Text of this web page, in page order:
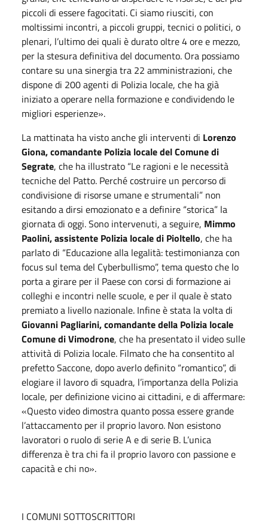
piccoli di essere fagocitati. Ci siamo riusciti, con
moltissimi incontri, a piccoli gruppi, tecnici o politici, o
plenari, l’ultimo dei quali è durato oltre 4 ore e mezzo,
per la stesura definitiva del documento. Ora possiamo
contare su una sinergia tra 22 amministrazioni, che
dispone di 200 agenti di Polizia locale, che ha già
iniziato a operare nella formazione e condividendo le
migliori esperienze».
La mattinata ha visto anche gli interventi di Lorenzo
Giona, comandante Polizia locale del Comune di
Segrate, che ha illustrato “Le ragioni e le necessità
tecniche del Patto. Perché costruire un percorso di
condivisione di risorse umane e strumentali” non
esitando a dirsi emozionato e a definire “storica” la
giornata di oggi. Sono intervenuti, a seguire, Mimmo
Paolini, assistente Polizia locale di Pioltello, che ha
parlato di “Educazione alla legalità: testimonianza con
focus sul tema del Cyberbullismo”, tema questo che lo
porta a girare per il Paese con corsi di formazione ai
colleghi e incontri nelle scuole, e per il quale è stato
premiato a livello nazionale. Infine è stata la volta di
Giovanni Pagliarini, comandante della Polizia locale
Comune di Vimodrone, che ha presentato il video sulle
attività di Polizia locale. Filmato che ha consentito al
prefetto Saccone, dopo averlo definito “romantico”, di
elogiare il lavoro di squadra, l’importanza della Polizia
locale, per definizione vicino ai cittadini, e di affermare:
«Questo video dimostra quanto possa essere grande
l’attaccamento per il proprio lavoro. Non esistono
lavoratori o ruolo di serie A e di serie B. L’unica
differenza è tra chi fa il proprio lavoro con passione e
capacità e chi no».
I COMUNI SOTTOSCRITTORI